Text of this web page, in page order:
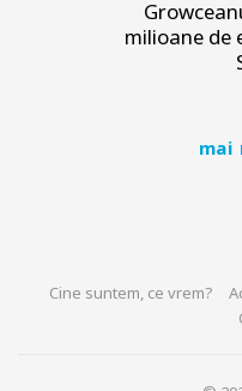
milioane de
mai
Cine suntem, ce vrem?